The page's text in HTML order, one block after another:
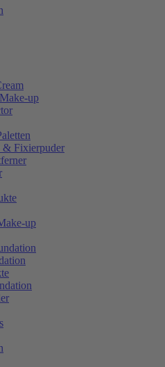
up
& Fixierpuder
up